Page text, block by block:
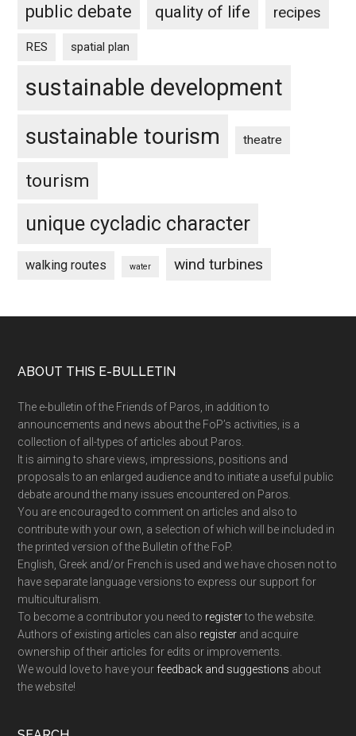
public debate quality of life recipes
RES spatial plan
sustainable development
sustainable tourism theatre
tourism
unique cycladic character
walking routes water wind turbines
Footer
ABOUT THIS E-BULLETIN
The e-bulletin of the Friends of Paros, in addition to
announcements and news about the FoP’s activities, is a
collection of all-types of articles about Paros.
It is aiming to share views, impressions, positions and
proposals to an enlarged audience and to initiate a useful public
debate around the many issues encountered on Paros.
You are encouraged to comment on articles and also to
contribute with your own, a selection of which will be included in
the printed version of the Bulletin of the FoP.
English, Greek and/or French is used and we have chosen not to
have separate language versions to express our support for
multiculturalism.
To become a contributor you need to registerto the website.
Authors of existing articles can also register and acquire
ownership of their articles for edits or improvements.
We would love to have your feedback and suggestions about
the website!